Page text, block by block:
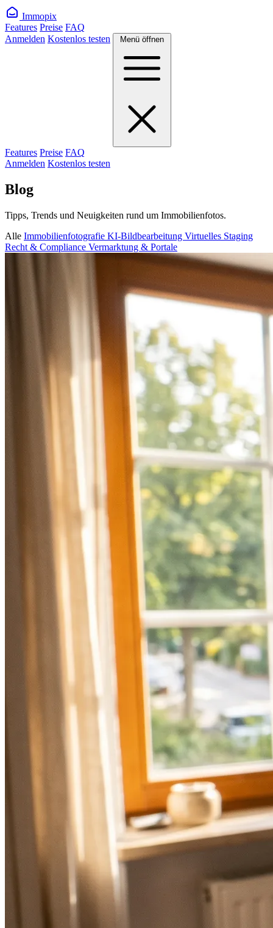
Immopix
Features Preise FAQ
Anmelden Kostenlos testen Menü öffnen
Features Preise FAQ
Anmelden Kostenlos testen
Blog
Tipps, Trends und Neuigkeiten rund um Immobilienfotos.
Alle Immobilienfotografie KI-Bildbearbeitung Virtuelles Staging
Recht & Compliance Vermarktung & Portale